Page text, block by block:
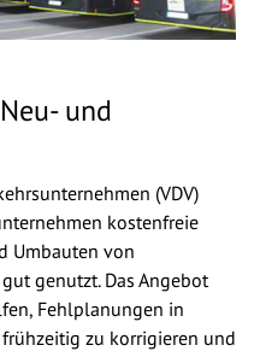
und
(VDV)
kostenfreie
Umbauten von
genutzt. Das Angebot
Fehlplanungen in
zu korrigieren und